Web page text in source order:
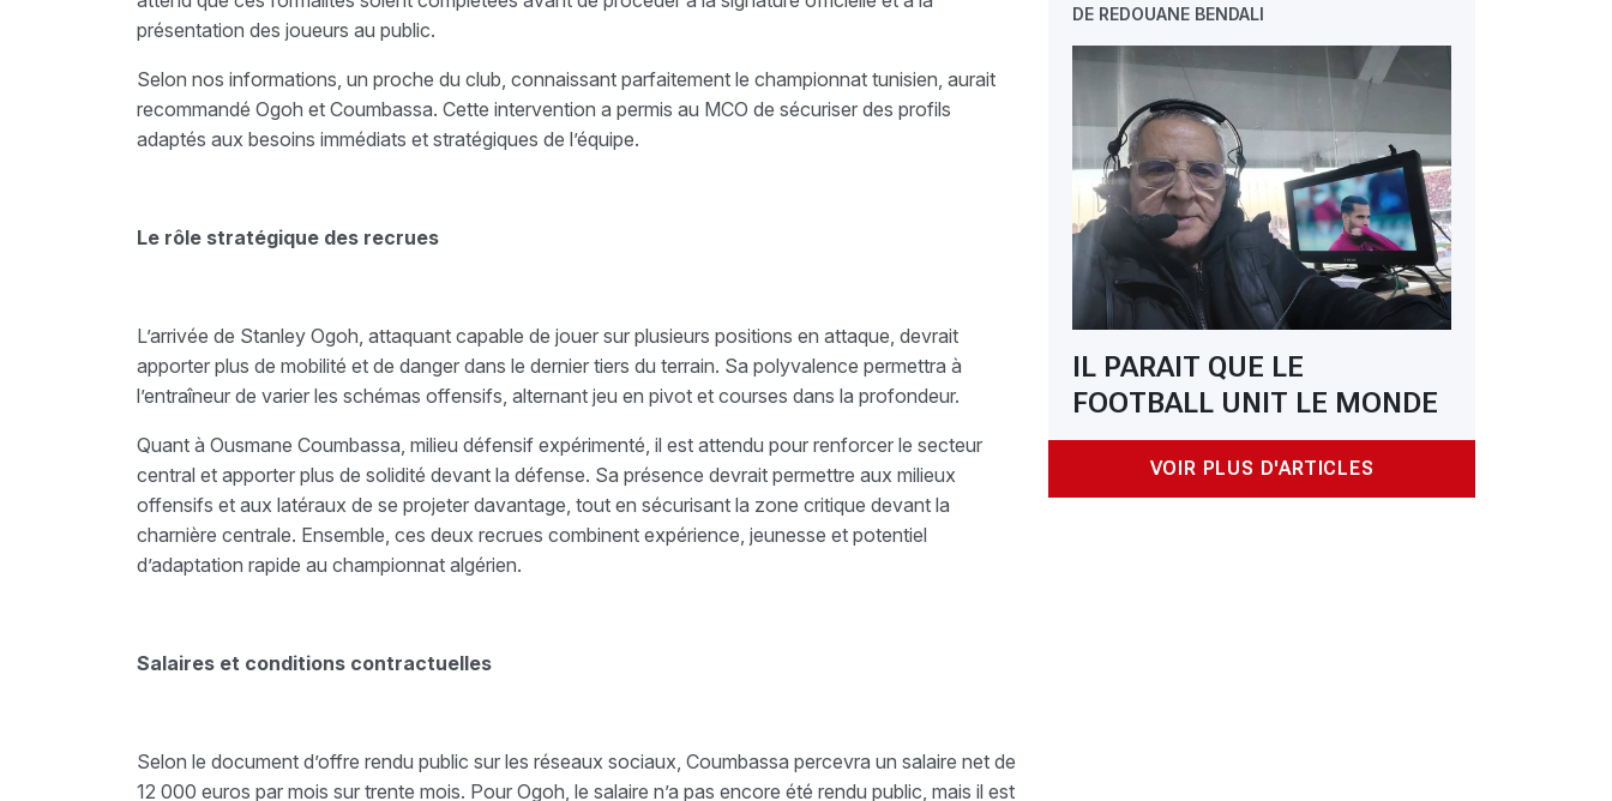
DE REDOUANE BENDALI
IL PARAIT QUE LE
FOOTBALL UNIT LE MONDE
VOIR PLUS D'ARTICLES
présentation des joueurs au public.
Selon nos informations, un proche du club, connaissant parfaitement le championnat tunisien, aurait
recommandé Ogoh et Coumbassa. Cette intervention a permis au MCO de sécuriser des profils
adaptés aux besoins immédiats et stratégiques de l’équipe.
Le rôle stratégique des recrues
L’arrivée de Stanley Ogoh, attaquant capable de jouer sur plusieurs positions en attaque, devrait
apporter plus de mobilité et de danger dans le dernier tiers du terrain. Sa polyvalence permettra à
l’entraîneur de varier les schémas offensifs, alternant jeu en pivot et courses dans la profondeur.
Quant à Ousmane Coumbassa, milieu défensif expérimenté, il est attendu pour renforcer le secteur
central et apporter plus de solidité devant la défense. Sa présence devrait permettre aux milieux
offensifs et aux latéraux de se projeter davantage, tout en sécurisant la zone critique devant la
charnière centrale. Ensemble, ces deux recrues combinent expérience, jeunesse et potentiel
d’adaptation rapide au championnat algérien.
Salaires et conditions contractuelles
Selon le document d’offre rendu public sur les réseaux sociaux, Coumbassa percevra un salaire net de
12 000 euros par mois sur trente mois. Pour Ogoh, le salaire n’a pas encore été rendu public, mais il est